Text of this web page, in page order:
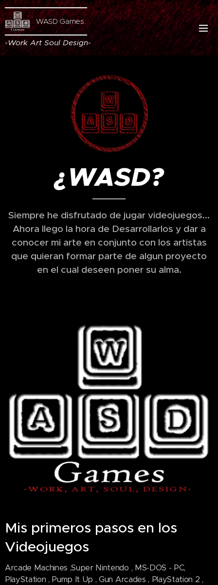
WASD Games.
-Work Art Soul Design-
¿WASD?
Siempre he disfrutado de jugar videojuegos...
Ahora llego la hora de Desarrollarlos y dar a
conocer mi arte en conjunto con los artistas
que quieran formar parte de algun proyecto
en el cual deseen poner su alma.
Mis primeros pasos en los
Videojuegos
Arcade Machines ,Super Nintendo , MS-DOS - PC,
PlayStation , Pump It Up , Gun Arcades , PlayStation 2 ,